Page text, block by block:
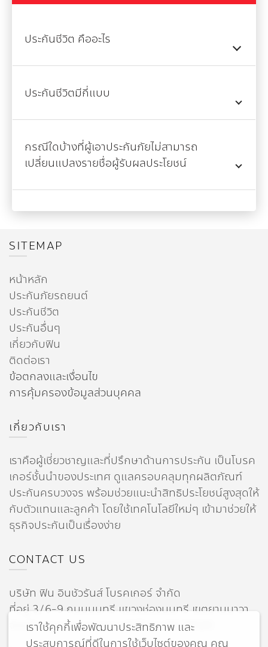
ประกันชีวิต คืออะไร
ประกันชีวิตมีกี่แบบ
กรณีใดบ้างที่ผู้เอาประกันภัยไม่สามารถ
เปลี่ยนแปลงรายชื่อผู้รับผลประโยชน์
SITEMAP
หน้าหลัก
ประกันภัยรถยนต์
ประกันชีวิต
ประกันอื่นๆ
เกี่ยวกับฟิน
ติดต่อเรา
ข้อตกลงและเงื่อนไข
การคุ้มครองข้อมูลส่วนบุคคล
เกี่ยวกับเรา
เราคือผู้เชี่ยวชาญและที่ปรึกษาด้านการประกัน เป็นโบรค
เกอร์ชั้นนำของประเทศ ดูแลครอบคลุมทุกผลิตภัณฑ์
ประกันครบวงจร พร้อมช่วยแนะนำสิทธิประโยชน์สูงสุดให้
กับตัวแทนและลูกค้า โดยใช้เทคโนโลยีใหม่ๆ เข้ามาช่วยให้
ธุรกิจประกันเป็นเรื่องง่าย
CONTACT US
บริษัท ฟิน อินชัวรันส์ โบรคเกอร์ จำกัด
ที่อยู่ 3/6-9 ถนนนนทรี แขวงช่องนนทรี เขตยานนาวา
จังหวัดกรุงเทพมหานคร รหัสไปรษณีย์ 10120
เราใช้คุกกี้เพื่อพัฒนาประสิทธิภาพ และ
ประสบการณ์ที่ดีในการใช้เว็บไซต์ของคุณ คุณ